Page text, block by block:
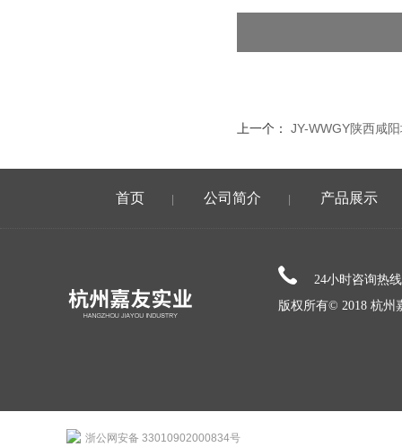
上一个： JY-WWGY陕西咸
首页 公司简介 产品展示
24小时咨询热
版权所有© 2018 杭州
浙公网安备 33010902000834号